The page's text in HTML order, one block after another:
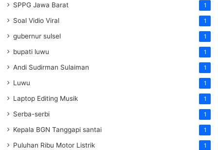
SPPG Jawa Barat 1
Soal Vidio Viral 1
gubernur sulsel 1
bupati luwu 1
Andi Sudirman Sulaiman 1
Luwu 1
Laptop Editing Musik 1
Serba-serbi 1
Kepala BGN Tanggapi santai 1
Puluhan Ribu Motor Listrik 1